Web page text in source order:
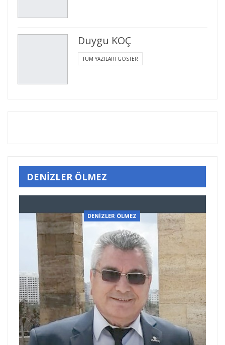
Duygu KOÇ
TÜM YAZILARI GÖSTER
DENİZLER ÖLMEZ
DENİZLER ÖLMEZ